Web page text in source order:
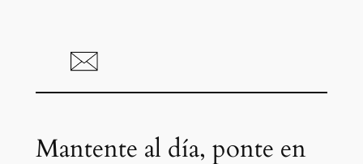
Mantente al día, ponte en